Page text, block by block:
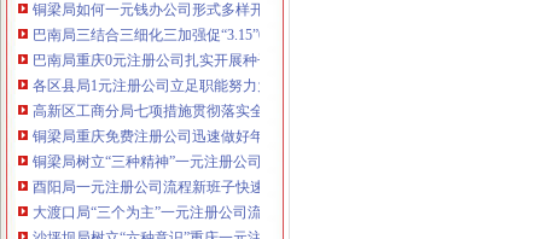
巴南局三结合三细化三加强促“3.15”0元注册公司活动深入开展
巴南局重庆0元注册公司扎实开展种子留样备查工作
各区县局1元注册公司立足职能努力为建设社会主义新农村服务
高新区工商分局七项措施贯彻落实全市如何一元钱办公司食品安全监管工作会
铜梁局重庆免费注册公司迅速做好年检准备工作
铜梁局树立“三种精神”一元注册公司流程推进信用信息化建设
酉阳局一元注册公司流程新班子快速推进各项工作有序开展
大渡口局“三个为主”一元注册公司流程创新消保维权工作机制
沙坪坝局树立“六种意识”重庆一元注册公司加强队伍建设